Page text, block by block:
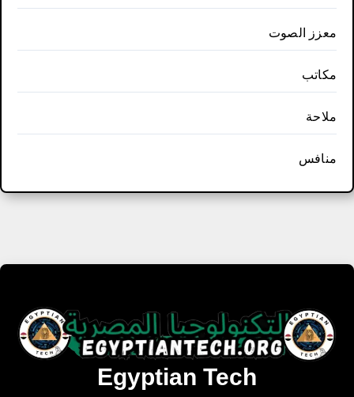
معزز الصوت
مكاتب
ملاحة
منافس
Egyptian Tech